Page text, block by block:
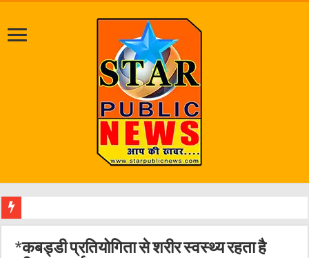
*कबड्डी प्रतियोगिता से शरीर स्वस्थ्य रहता है